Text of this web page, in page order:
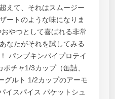
えて、それはスムージー
ートのような味になりま
やつとして喜ばれる非常
なたがそれを試してみる
パンプキンパイプロテイ
チャ1/3カップ（缶詰、
グルト 1/2カップのアーモ
イスパイス パケットシュ